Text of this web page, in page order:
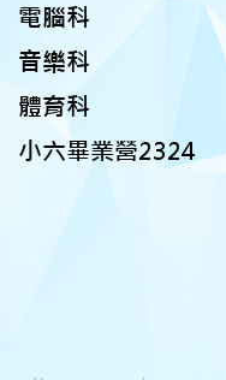
電腦科
音樂科
體育科
小六畢業營2324